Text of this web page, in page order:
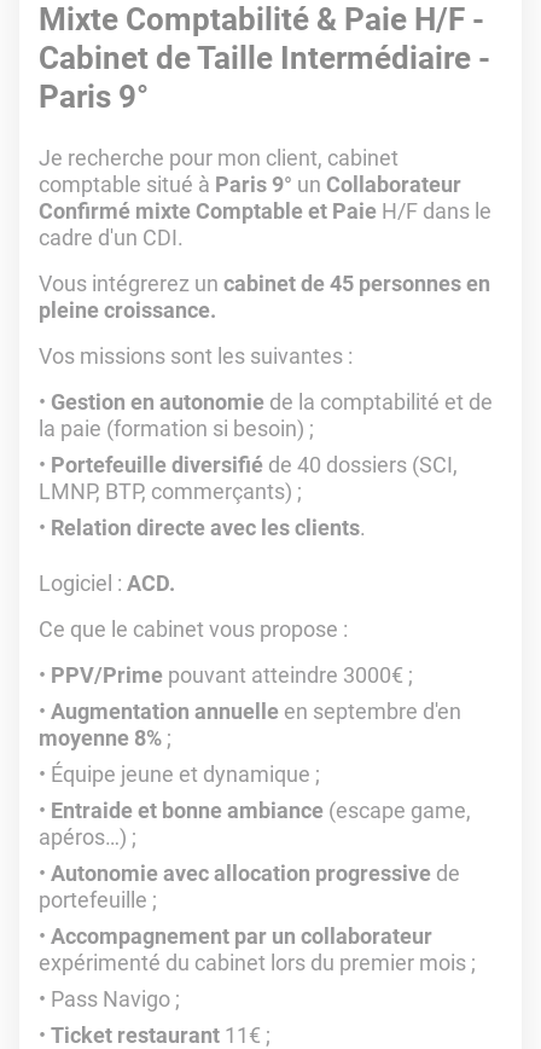
Mixte Comptabilité & Paie H/F -
Cabinet de Taille Intermédiaire -
Paris 9°
Je recherche pour mon client, cabinet
comptable situé à Paris 9° un Collaborateur
Confirmé mixte Comptable et Paie H/F dans le
cadre d'un CDI.
Vous intégrerez un cabinet de 45 personnes en
pleine croissance.
Vos missions sont les suivantes :
Gestion en autonomie de la comptabilité et de
la paie (formation si besoin) ;
Portefeuille diversifié de 40 dossiers (SCI,
LMNP, BTP, commerçants) ;
Relation directe avec les clients.
Logiciel : ACD.
Ce que le cabinet vous propose :
PPV/Prime pouvant atteindre 3000€ ;
Augmentation annuelle en septembre d'en
moyenne 8% ;
Équipe jeune et dynamique ;
Entraide et bonne ambiance (escape game,
apéros…) ;
Autonomie avec allocation progressive de
portefeuille ;
Accompagnement par un collaborateur
expérimenté du cabinet lors du premier mois ;
Pass Navigo ;
Ticket restaurant 11€ ;